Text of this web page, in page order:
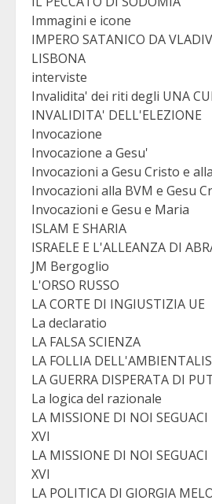
Immagini e icone
IMPERO SATANICO DA
LISBONA
interviste
Invalidita' dei riti degli UNA
INVALIDITA' DELL'ELEZIONE
Invocazione
Invocazione a Gesu'
Invocazioni a Gesu Cristo e
Invocazioni alla BVM e Gesu
Invocazioni e Gesu e Maria
ISLAM E SHARIA
ISRAELE E L'ALLEANZA DI
JM Bergoglio
L'ORSO RUSSO
LA CORTE DI INGIUSTIZIA UE
La declaratio
LA FALSA SCIENZA
LA FOLLIA
LA GUERRA DISPERATA DI
La logica del razionale
LA MISSIONE DI NOI
XVI
LA MISSIONE DI NOI
XVI
LA POLITICA DI GIORGIA